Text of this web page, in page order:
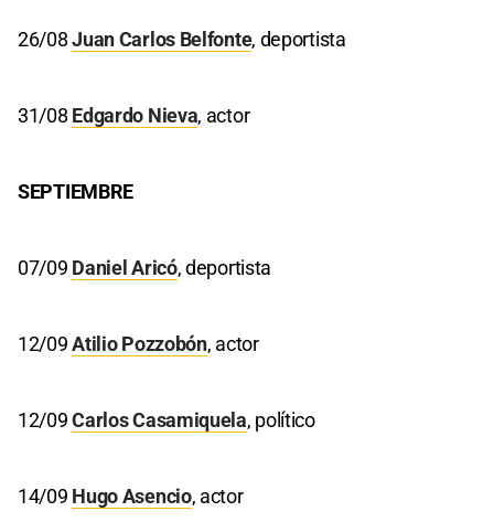
26/08Juan Carlos Belfonte, deportista
31/08 Edgardo Nieva, actor
SEPTIEMBRE
07/09 Daniel Aricó, deportista
12/09Atilio Pozzobón, actor
12/09Carlos Casamiquela, político
14/09 Hugo Asencio, actor